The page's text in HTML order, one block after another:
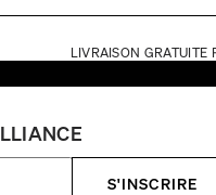
LIVRAISON GRATUITE
S'INSCRIRE